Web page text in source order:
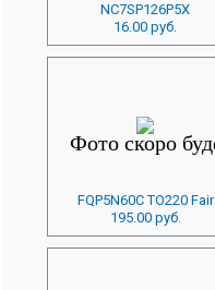
NC7SP126P5X
16.00 руб.
FQP5N60C TO220 Fair
195.00 руб.